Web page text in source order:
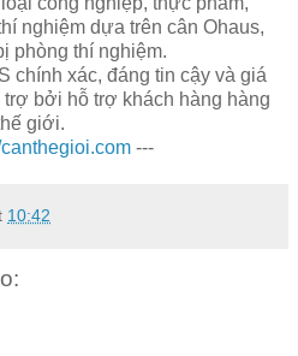
nghiệm dựa trên cân Ohaus,
phòng thí nghiệm.
chính xác, đáng tin cậy và giá
bởi hỗ trợ khách hàng hàng
giới.
canthegioi.com ---
10:42